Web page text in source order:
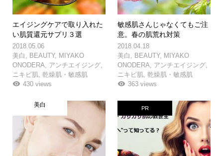
エイジングケアで取り入れた
い肌質還元サプリ３選
2018.05.06
美白
BEAUTY, MIYAKO
ONODERA
アンチエイジング,
ニキビ肌, 乾燥肌・敏感肌
430 views
敏感肌さんじゃなくてもご注
意。春の肌荒れ対策
2018.04.18
美白
BEAUTY, MIYAKO
ONODERA
アンチエイジング
ニキビ肌 ,乾燥肌・敏感肌
363 views
美白 PR